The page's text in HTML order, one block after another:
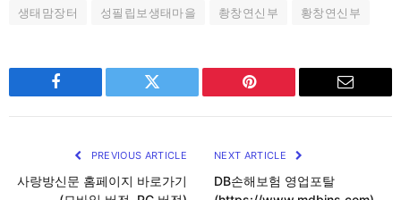
생태맘장터 성필립보생태마을 촹창연신부 황창연신부
Facebook Twitter Pinterest Email
PREVIOUS ARTICLE
사랑방신문 홈페이지 바로가기
NEXT ARTICLE
DB손해보험 영업포탈